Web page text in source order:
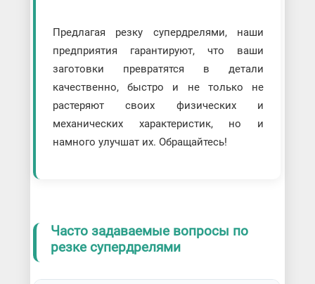
Предлагая резку супердрелями, наши
предприятия гарантируют, что ваши
заготовки превратятся в детали
качественно, быстро и не только не
растеряют своих физических и
механических характеристик, но и
намного улучшат их. Обращайтесь!
Часто задаваемые вопросы по
резке супердрелями